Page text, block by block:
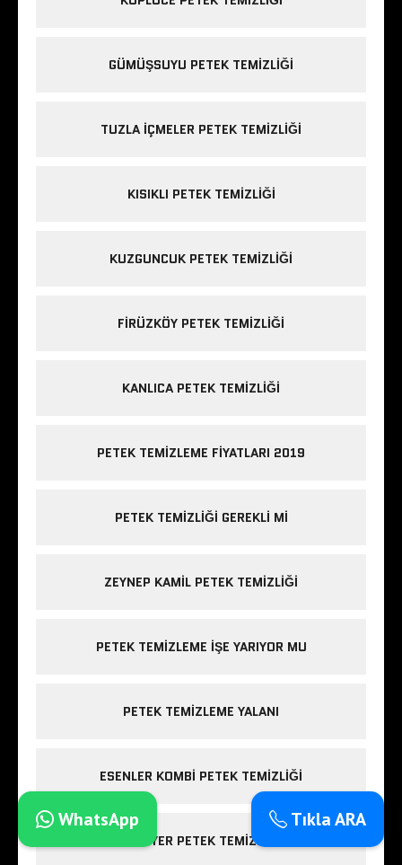
GÜMÜŞSUYU PETEK TEMIZLIĞI
TUZLA IÇMELER PETEK TEMIZLIĞI
KISIKLI PETEK TEMIZLIĞI
KUZGUNCUK PETEK TEMIZLIĞI
FIRÜZKÖY PETEK TEMIZLIĞI
KANLICA PETEK TEMIZLIĞI
PETEK TEMIZLEME FIYATLARI 2019
PETEK TEMIZLIĞI GEREKLI MI
ZEYNEP KAMIL PETEK TEMIZLIĞI
PETEK TEMIZLEME IŞE YARIYOR MU
PETEK TEMIZLEME YALANI
ESENLER KOMBI PETEK TEMIZLIĞI
SARIYER PETEK TEMIZLIĞI
Tıkla ARA
WhatsApp